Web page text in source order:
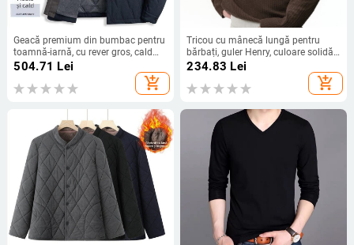
Geacă premium din bumbac pentru
toamnă-iarnă, cu rever gros, cald
pentru bărbați de vârstă mijlocie și
504.71 Lei
add_shopping_cart
Tricou cu mânecă lungă pentru
bărbați, guler Henry, culoare solidă,
croială lejeră, stil urban, primăvară-
234.83 Lei
add_shopping_cart